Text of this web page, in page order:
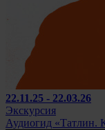
22.11.25 - 22.03.26
Экскурсия
Аудиогид «Татлин.